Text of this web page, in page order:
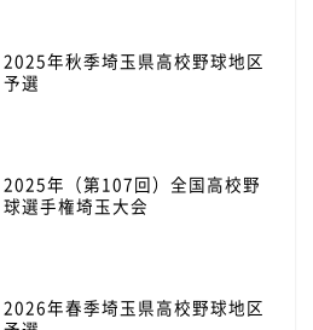
2025年秋季埼玉県高校野球地区
予選
2025年（第107回）全国高校野
球選手権埼玉大会
2026年春季埼玉県高校野球地区